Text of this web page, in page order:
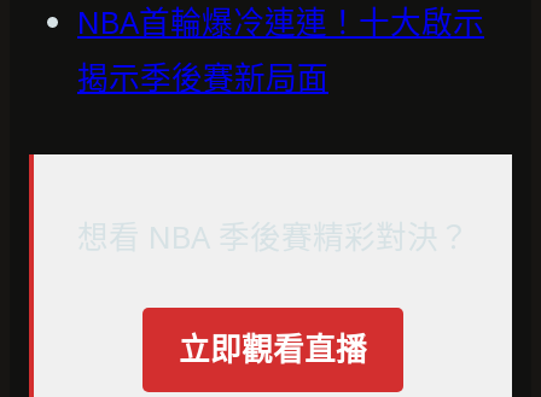
NBA首輪爆冷連連！十大啟示
揭示季後賽新局面
想看 NBA 季後賽精彩對決？
立即觀看直播